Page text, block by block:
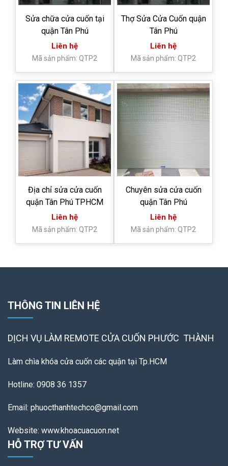
Sửa chữa cửa cuốn tại
quận Tân Phú
Liên hệ
Mã sản phẩm: QTP2
Thợ Sửa Cửa Cuốn quận
Tân Phú
Liên hệ
Mã sản phẩm: QTP2
Địa chỉ sửa cửa cuốn
quận Tân Phú TPHCM
Liên hệ
Mã sản phẩm: QTP2
Chuyên sửa cửa cuốn
quận Tân Phú
Liên hệ
Mã sản phẩm: QTP2
THÔNG TIN LIÊN HỆ
DỊCH VỤ LÀM REMOTE CỬA CUỐN PHƯỚC THÀNH
Làm chìa khóa cửa cuốn các quận tại Tp.HCM
Hotline: 0908 36 1357
Email: phuocthanhtechco@gmail.com
Website: www.khoacuacuon.net
HỖ TRỢ TƯ VẤN